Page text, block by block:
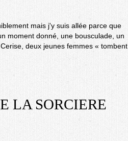
mais j'y suis allée parce que
moment donné, une bousculade, un
deux jeunes femmes « tombent
LA SORCIERE